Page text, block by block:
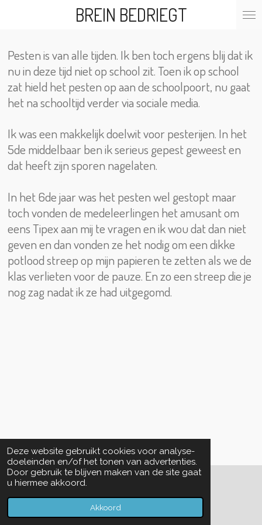
Deze website gebruikt cookies voor analyse-
doeleinden en/of het tonen van advertenties.
Door gebruik te blijven maken van de site gaat
u hiermee akkoord.
Akkoord
de
hoofdinhoud
BREIN BEDRIEGT
Pesten is van alle tijden. Ik ben toch ergens blij dat ik
nu in deze tijd niet op school zit. Toen ik op school
zat hield het pesten op aan de schoolpoort, nu gaat
het na schooltijd verder via sociale media.
Ik was een makkelijk doelwit voor pesterijen. In het
5de middelbaar ben ik serieus gepest geweest en
dat heeft zijn sporen nagelaten.
In het 6de jaar was het pesten wel gestopt maar
toch vonden de medeleerlingen het amusant om
eens Tipex aan mij te vragen en ik wou dat dan niet
geven en dan vonden ze het nodig om een dikke
potlood streep op mijn papieren te zetten als we de
klas verlieten voor de pauze. En zo een streep die je
nog zag nadat ik ze had uitgegomd.
© 2022 - 2026 brein bedriegt
Powered by